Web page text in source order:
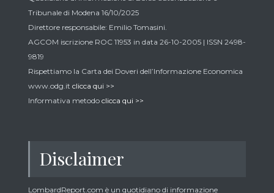
Tribunale di Modena 16/10/2025
Direttore responsabile: Emilio Tomasini.
AGCOM iscrizione ROC 11953 in data 26-10-2005 | ISSN 2498-
9819
Rispettiamo la Carta dei Doveri dell’Informazione Economica
www.odg.it clicca qui >>
Informativa metodo clicca qui >>
Disclaimer
LombardReport.com è un quotidiano di informazione